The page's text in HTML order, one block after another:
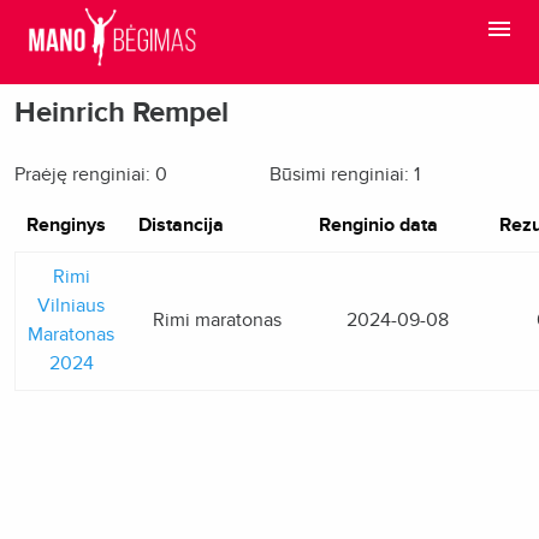
Heinrich Rempel
Praėję renginiai: 0 Būsimi renginiai: 1
Renginys Distancija Renginio data
Rimi
Vilniaus
Maratonas
2024
Rimi maratonas 2024-09-08